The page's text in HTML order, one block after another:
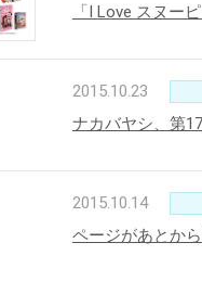
「I Love スヌー
2015.10.23
ナカバヤシ、第
2015.10.14
ページがあとか